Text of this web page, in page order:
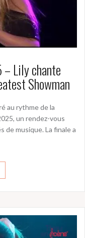
– Lily chante
Showman
au rythme de la
un rendez-vous
de musique. La finale a